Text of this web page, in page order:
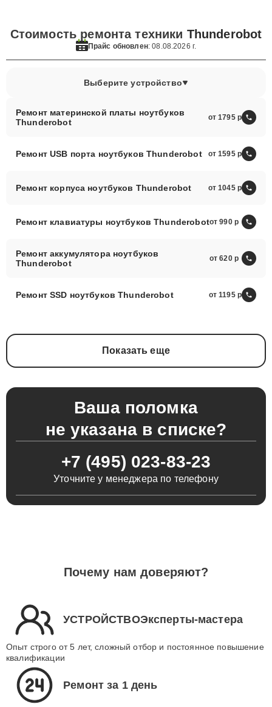
Стоимость ремонта техники Thunderobot
Прайс обновлен: 08.08.2026 г.
Выберите устройство
Ремонт материнской платы ноутбуков
Thunderobot
от 1795
Ремонт USB порта ноутбуков Thunderobot от 1595
Ремонт корпуса ноутбуков Thunderobot от 1045
Ремонт клавиатуры ноутбуков Thunderobotот 990
Ремонт аккумулятора ноутбуков
Thunderobot
от 620
Ремонт SSD ноутбуков Thunderobot от 1195
Показать еще
Ваша поломка
не указана в списке?
+7 (495) 023-83-23
Уточните у менеджера по телефону
Почему нам доверяют?
УСТРОЙСТВОЭксперты-мастера
Опыт строго от 5 лет, сложный отбор и постоянное повышение
квалификации
Ремонт за 1 день